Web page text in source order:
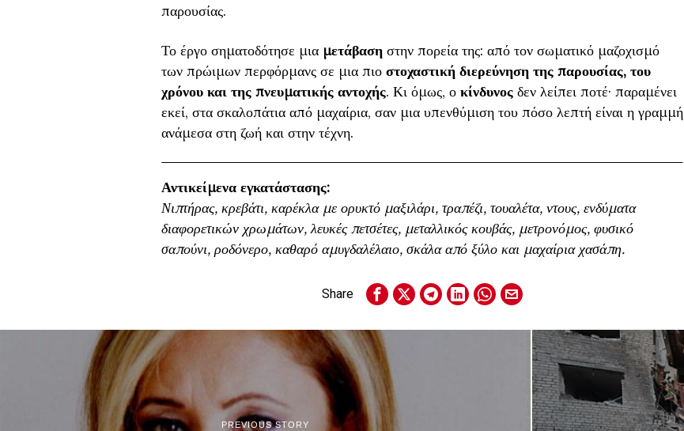
παρουσίας.
Το έργο σηματοδότησε μια μετάβασηστην πορεία της: από τον σωματικό μαζοχισμό
των πρώιμων περφόρμανς σε μια πιο στοχαστική διερεύνηση της παρουσίας, του
χρόνου και της πνευματικής αντοχής. Κι όμως, ο κίνδυνοςδεν λείπει ποτέ· παραμένει
εκεί, στα σκαλοπάτια από μαχαίρια, σαν μια υπενθύμιση του πόσο λεπτή είναι η γραμμή
ανάμεσα στη ζωή και στην τέχνη.
Αντικείμενα εγκατάστασης:
Νιπτήρας, κρεβάτι, καρέκλα με ορυκτό μαξιλάρι, τραπέζι, τουαλέτα, ντους, ενδύματα
διαφορετικών χρωμάτων, λευκές πετσέτες, μεταλλικός κουβάς, μετρονόμος, φυσικό
σαπούνι, ροδόνερο, καθαρό αμυγδαλέλαιο, σκάλα από ξύλο και μαχαίρια χασάπη.
Share
PREVIOUS STORY